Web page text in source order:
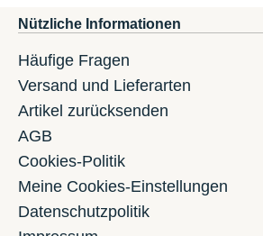
Nützliche Informationen
Häufige Fragen
Versand und Lieferarten
Artikel zurücksenden
AGB
Cookies-Politik
Meine Cookies-Einstellungen
Datenschutzpolitik